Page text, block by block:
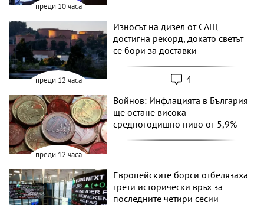
преди 10 часа
преди 12 часа
Износът на дизел от САЩ
достигна рекорд, докато светът
се бори за доставки
4
преди 12 часа
Войнов: Инфлацията в България
ще остане висока -
средногодишно ниво от 5,9%
Европейските борси отбелязаха
трети исторически връх за
последните четири сесии